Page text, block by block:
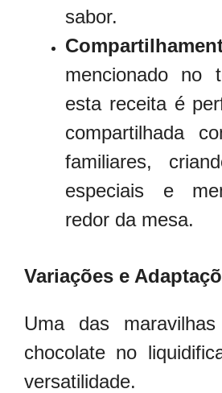
sabor.
mencionado no
esta receita é
compartilhada
familiares,
especiais e
redor da mesa.
Variações e
Uma das
chocolate no
versatilidade.